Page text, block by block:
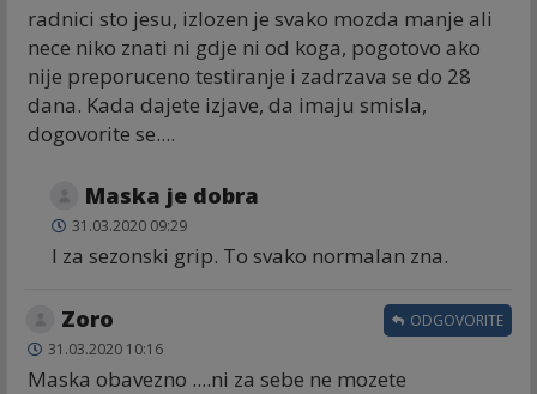
radnici sto jesu, izlozen je svako mozda manje ali
nece niko znati ni gdje ni od koga, pogotovo ako
nije preporuceno testiranje i zadrzava se do 28
dana. Kada dajete izjave, da imaju smisla,
dogovorite se....
Maska je dobra
31.03.2020 09:29
I za sezonski grip. To svako normalan zna.
Zoro
31.03.2020 10:16
Maska obavezno ....ni za sebe ne mozete
ODGOVORITE